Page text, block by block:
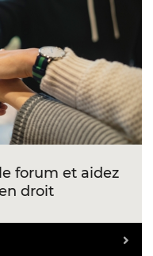
forum et aidez
droit